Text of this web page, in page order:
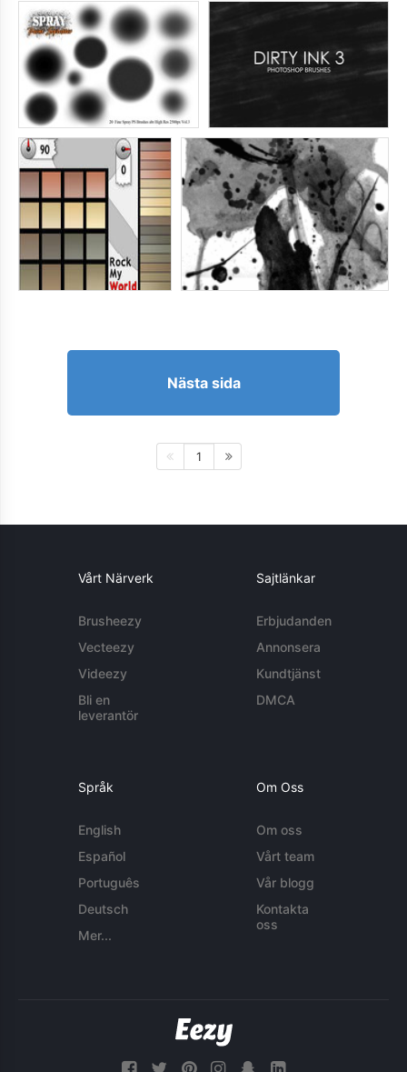
Nästa sida
1
Vårt Närverk
Brusheezy
Vecteezy
Videezy
Bli en
leverantör
Sajtlänkar
Erbjudanden
Annonsera
Kundtjänst
DMCA
Språk
English
Español
Português
Deutsch
Mer...
Om Oss
Om oss
Vårt team
Vår blogg
Kontakta
oss